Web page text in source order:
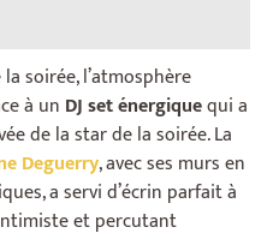
soirée, l’atmosphère
à un DJ set énergiquequi a
de la star de la soirée. La
Deguerry, avec ses murs en
a servi d’écrin parfait à
et percutant